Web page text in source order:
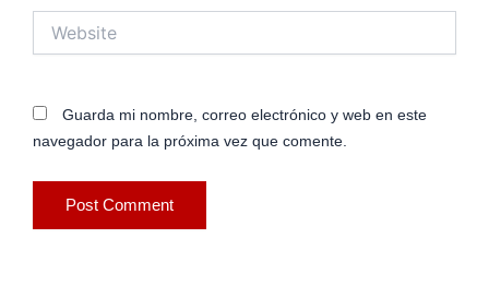
Guarda mi nombre, correo electrónico y web en este
navegador para la próxima vez que comente.